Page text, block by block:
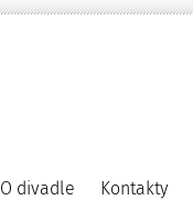
O divadle Kontakty